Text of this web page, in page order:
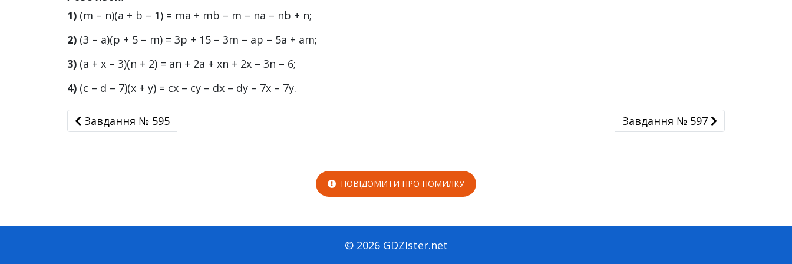
1) (m – n)(а + b – 1) = mа + mb – m – nа – nb + n;
2) (3 – а)(р + 5 – m) = 3р + 15 – 3m – ар – 5a + am;
3) (а + х – 3)(n + 2) = an + 2а + хn + 2х – 3n – 6;
4) (c – d – 7)(х + у) = cx – су – dx – dy – 7x – 7y.
Завдання № 595
Завдання № 595 Завдання № 597
Завдання № 597
ПОВІДОМИТИ ПРО ПОМИЛКУ
© 2026 GDZIster.net